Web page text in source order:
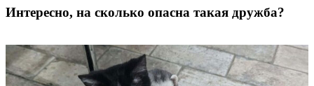
Интересно, на сколько опасна такая дружба?